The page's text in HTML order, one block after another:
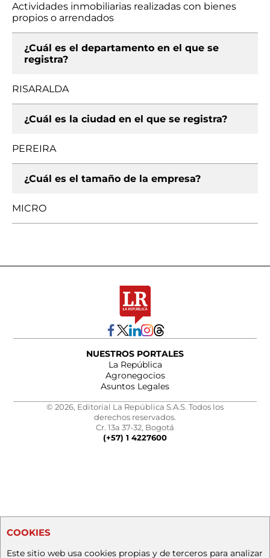
Actividades inmobiliarias realizadas con bienes
propios o arrendados
¿Cuál es el departamento en el que se
registra?
RISARALDA
¿Cuál es la ciudad en el que se registra?
PEREIRA
¿Cuál es el tamaño de la empresa?
MICRO
NUESTROS PORTALES
La República
Agronegocios
Asuntos Legales
© 2026, Editorial La República S.A.S. Todos los
derechos reservados.
Cr. 13a 37-32, Bogotá
(+57) 1 4227600
COOKIES
Este sitio web usa cookies propias y de terceros para analizar